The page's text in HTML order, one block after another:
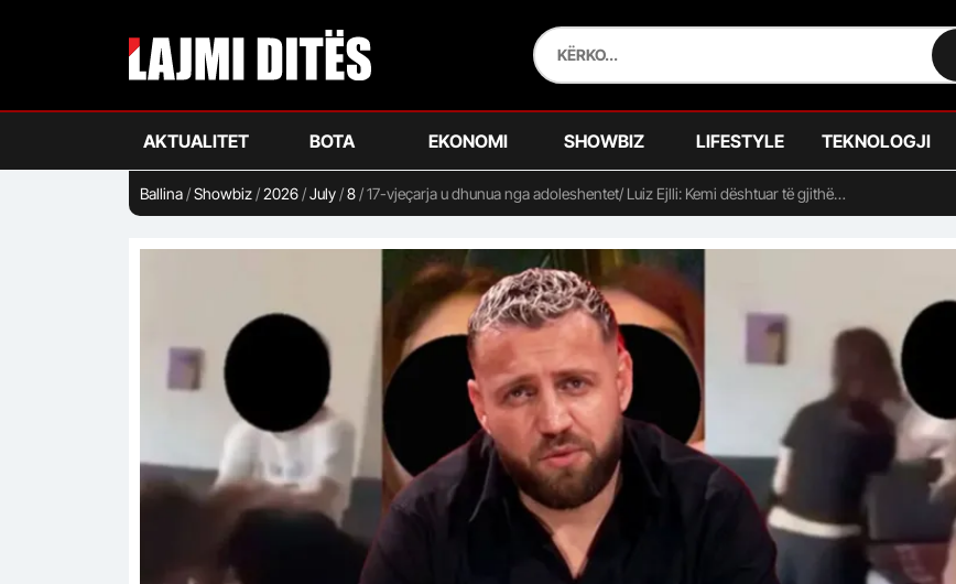
AKTUALITET BOTA EKONOMI SHOWBIZ LIFESTYLE TEKNOLOGJI
Ballina/Showbiz/2026/July/8/17-vjeçarja u dhunua nga adoleshentet/ Luiz Ejlli: Kemi dështuar të gjithë…